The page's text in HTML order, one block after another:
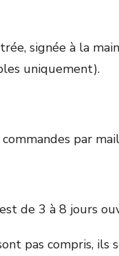
signée à la
uniquement).
par
de 3 à 8 jours
pas compris,